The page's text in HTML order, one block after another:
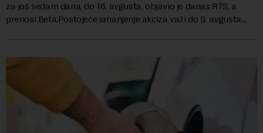
za još sedam dana, do 16. avgusta, objavio je danas RTS, a
prenosi Beta.Postojeće smanjenje akciza važi do 9. avgusta